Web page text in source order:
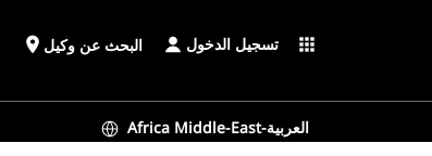
place البحث عن وكيل تسجيل الدخول apps
Africa Middle-East-العربية